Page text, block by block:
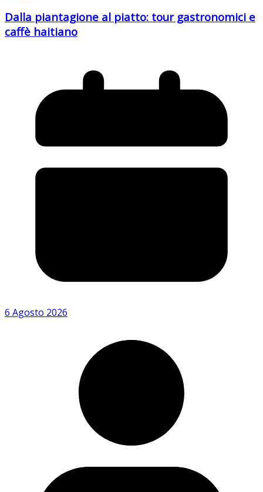
Dalla piantagione al piatto: tour gastronomici e
caffè haitiano
6 Agosto 2026